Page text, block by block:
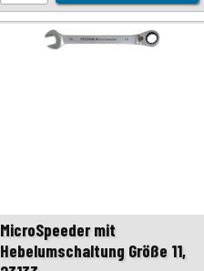
MicroSpeeder mit
Hebelumschaltung Größe 11,